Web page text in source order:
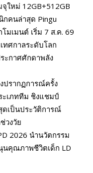
ใหม่ 12GB+512GB
กคนล่าสุด Pingu
มเมนต์ เริ่ม 7 ส.ค. 69
เทศกาลระดับโลก
ะกาศศักดาพลัง
ปรากฏการณ์ครั้ง
ะเภททีม ชิงแชมป์
ดเป็นประวัติการณ์
วงวัย
2026 นำนวัตกรรม
นุนคุณภาพชีวิตเด็ก LD